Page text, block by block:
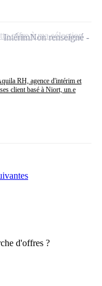
RH, agence d'intérim et
client basé à Niort, un.e
IntérimNon renseigné
offre à ma sélection
d'offres ?